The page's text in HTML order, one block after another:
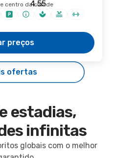
centro da cidade
preços
ofertas
estadias,
infinitas
globais com o melhor